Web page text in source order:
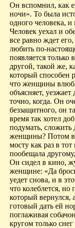
Он вспомнил, как
ночи». То была
одного человека,
Человек уехал и
все равно ждет
любить по-
появляется только
другой, такой же,
который способен
что женщины
объясняет,
точно, когда. Он
беззащитного, он
время так хотел
подумать,
женщины? Потом
мосту как раз в
пообещала
Он сидел в кино,
женщине: «Да
уедет снова, и в
что колеблется,
который вернулся,
готовый дать ей
поглаживая
кругом только